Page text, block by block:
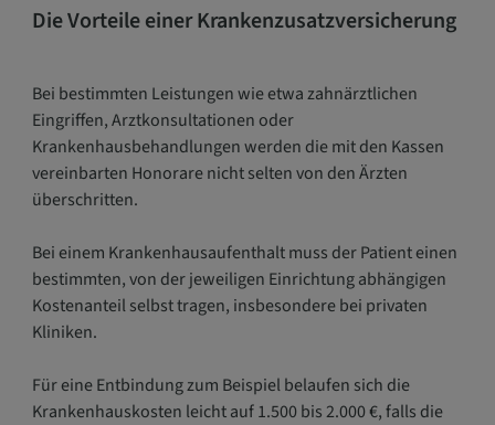
Die Vorteile einer Krankenzusatzversicherung
Bei bestimmten Leistungen wie etwa zahnärztlichen
Eingriffen, Arztkonsultationen oder
Krankenhausbehandlungen werden die mit den Kassen
vereinbarten Honorare nicht selten von den Ärzten
überschritten.
Bei einem Krankenhausaufenthalt muss der Patient einen
bestimmten, von der jeweiligen Einrichtung abhängigen
Kostenanteil selbst tragen, insbesondere bei privaten
Kliniken.
Für eine Entbindung zum Beispiel belaufen sich die
Krankenhauskosten leicht auf 1.500 bis 2.000 €, falls die